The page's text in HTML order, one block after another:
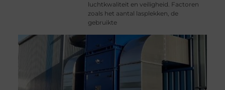
luchtkwaliteit en veiligheid. Factoren
zoals het aantal lasplekken, de
gebruikte